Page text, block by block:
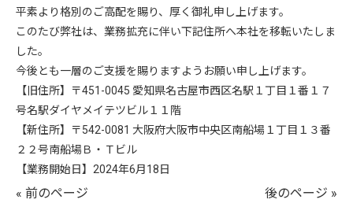
平素より格別のご高配を賜り、厚く御礼申し上げます。
このたび弊社は、業務拡充に伴い下記住所へ本社を移転いたしま
した。
今後とも一層のご支援を賜りますようお願い申し上げます。
【旧住所】〒451-0045 愛知県名古屋市西区名駅１丁目１番１７
号名駅ダイヤメイテツビル１１階
【新住所】〒542-0081 大阪府大阪市中央区南船場１丁目１３番
２２号南船場Ｂ・Ｔビル
【業務開始日】2024年6月18日
« 前のページ 後のページ »